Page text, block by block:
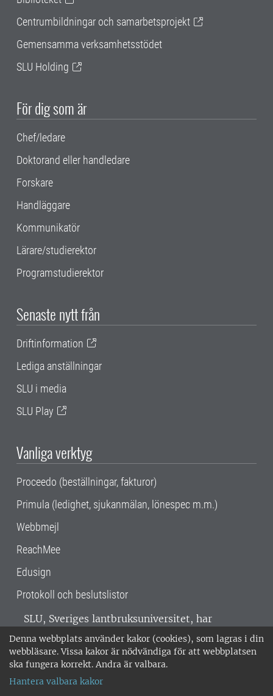
Denna webbplats använder kakor (cookies), som lagras i din
webbläsare. Vissa kakor är nödvändiga för att webbplatsen
ska fungera korrekt. Andra är valbara.
Hantera valbara kakor
Centrumbildningar och samarbetsprojekt
Gemensamma verksamhetsstödet
SLU Holding
För dig som är
Chef/ledare
Doktorand eller handledare
Forskare
Handläggare
Kommunikatör
Lärare/studierektor
Programstudierektor
Senaste nytt från
Driftinformation
Lediga anställningar
SLU i media
SLU Play
Vanliga verktyg
Proceedo (beställningar, fakturor)
Primula (ledighet, sjukanmälan, lönespec m.m.)
Webbmejl
ReachMee
Edusign
Protokoll och beslutslistor
SLU, Sveriges lantbruksuniversitet, har
verksamhet över hela Sverige. Huvudorter är
Alnarp, Uppsala och Umeå.SLU är
miljöcertifierat enligt ISO 14001. •
018-67 10 00 • Org nr: 202100-2817 •